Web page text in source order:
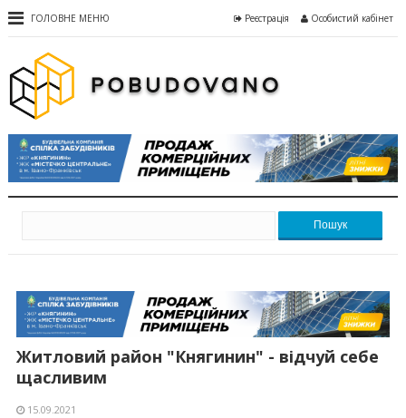
ГОЛОВНЕ МЕНЮ Реєстрація Особистий кабінет
Пошук
Житловий район "Княгинин" - відчуй себе
щасливим
15.09.2021